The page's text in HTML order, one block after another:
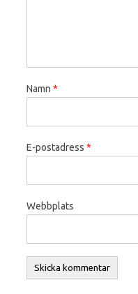
Namn *
E-postadress *
Webbplats